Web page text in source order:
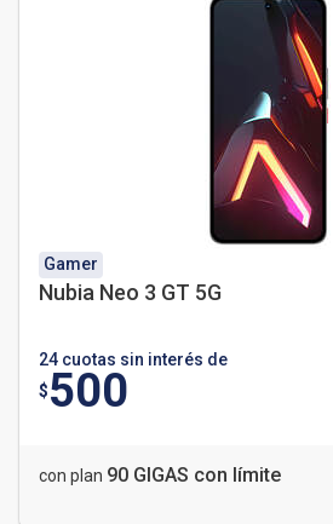
Gamer
Nubia Neo 3 GT 5G
24 cuotas sin interés de
$500
con plan 90 GIGAS con límite